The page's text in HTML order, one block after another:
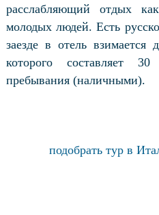
расслабляющий отдых
молодых людей. Есть
заезде в отель взимается
которого составляет
пребывания (наличными).
подобрать тур в